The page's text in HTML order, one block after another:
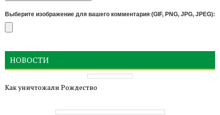
Выберите изображение для вашего комментария (GIF, PNG, JPG, JPEG):
НОВОСТИ
Как уничтожали Рождество